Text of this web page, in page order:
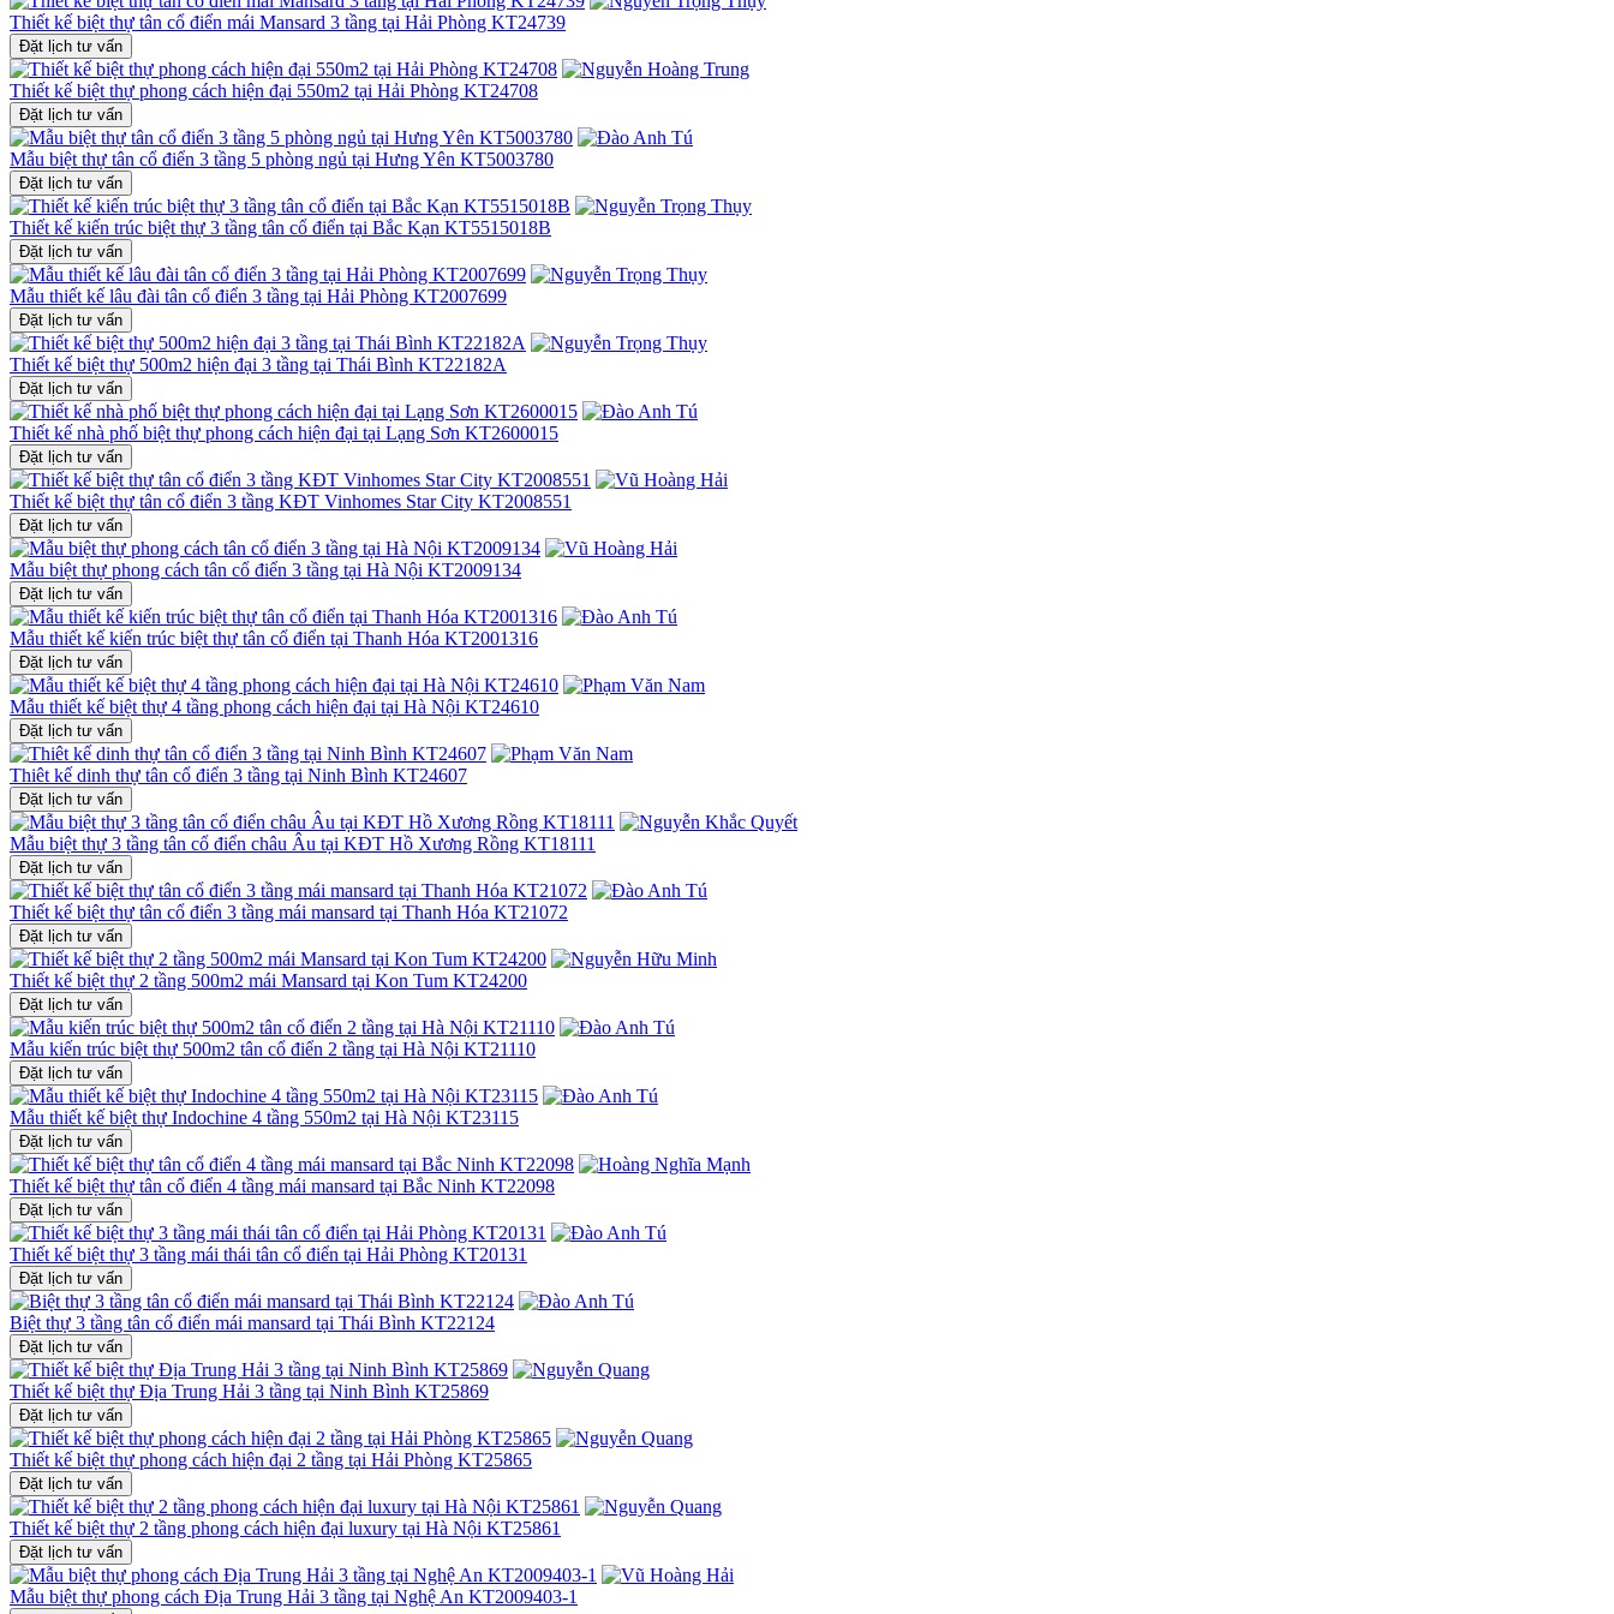
Thiết kế biệt thự tân cổ điển mái Mansard 3 tầng tại Hải Phòng KT24739
Đặt lịch tư vấn
Thiết kế biệt thự phong cách hiện đại 550m2 tại Hải Phòng KT24708
Đặt lịch tư vấn
Mẫu biệt thự tân cổ điển 3 tầng 5 phòng ngủ tại Hưng Yên KT5003780
Đặt lịch tư vấn
Thiết kế kiến trúc biệt thự 3 tầng tân cổ điển tại Bắc Kạn KT5515018B
Đặt lịch tư vấn
Mẫu thiết kế lâu đài tân cổ điển 3 tầng tại Hải Phòng KT2007699
Đặt lịch tư vấn
Thiết kế biệt thự 500m2 hiện đại 3 tầng tại Thái Bình KT22182A
Đặt lịch tư vấn
Thiết kế nhà phố biệt thự phong cách hiện đại tại Lạng Sơn KT2600015
Đặt lịch tư vấn
Thiết kế biệt thự tân cổ điển 3 tầng KĐT Vinhomes Star City KT2008551
Đặt lịch tư vấn
Mẫu biệt thự phong cách tân cổ điển 3 tầng tại Hà Nội KT2009134
Đặt lịch tư vấn
Mẫu thiết kế kiến trúc biệt thự tân cổ điển tại Thanh Hóa KT2001316
Đặt lịch tư vấn
Mẫu thiết kế biệt thự 4 tầng phong cách hiện đại tại Hà Nội KT24610
Đặt lịch tư vấn
Thiêt kế dinh thự tân cổ điển 3 tầng tại Ninh Bình KT24607
Đặt lịch tư vấn
Mẫu biệt thự 3 tầng tân cổ điển châu Âu tại KĐT Hồ Xương Rồng KT18111
Đặt lịch tư vấn
Thiết kế biệt thự tân cổ điển 3 tầng mái mansard tại Thanh Hóa KT21072
Đặt lịch tư vấn
Thiết kế biệt thự 2 tầng 500m2 mái Mansard tại Kon Tum KT24200
Đặt lịch tư vấn
Mẫu kiến trúc biệt thự 500m2 tân cổ điển 2 tầng tại Hà Nội KT21110
Đặt lịch tư vấn
Mẫu thiết kế biệt thự Indochine 4 tầng 550m2 tại Hà Nội KT23115
Đặt lịch tư vấn
Thiết kế biệt thự tân cổ điển 4 tầng mái mansard tại Bắc Ninh KT22098
Đặt lịch tư vấn
Thiết kế biệt thự 3 tầng mái thái tân cổ điển tại Hải Phòng KT20131
Đặt lịch tư vấn
Biệt thự 3 tầng tân cổ điển mái mansard tại Thái Bình KT22124
Đặt lịch tư vấn
Thiết kế biệt thự Địa Trung Hải 3 tầng tại Ninh Bình KT25869
Đặt lịch tư vấn
Thiết kế biệt thự phong cách hiện đại 2 tầng tại Hải Phòng KT25865
Đặt lịch tư vấn
Thiết kế biệt thự 2 tầng phong cách hiện đại luxury tại Hà Nội KT25861
Đặt lịch tư vấn
Mẫu biệt thự phong cách Địa Trung Hải 3 tầng tại Nghệ An KT2009403-1